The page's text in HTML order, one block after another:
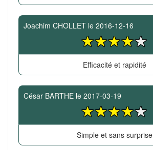
Joachim CHOLLET le 2016-12-16
Efficacité et rapidité
César BARTHE le 2017-03-19
Simple et sans surprise